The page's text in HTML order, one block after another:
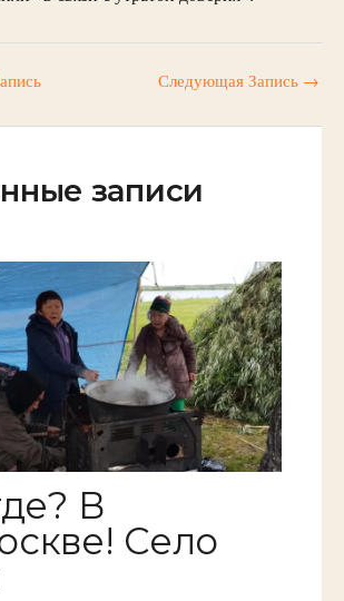
Следующая Запись →
записи
В
Село